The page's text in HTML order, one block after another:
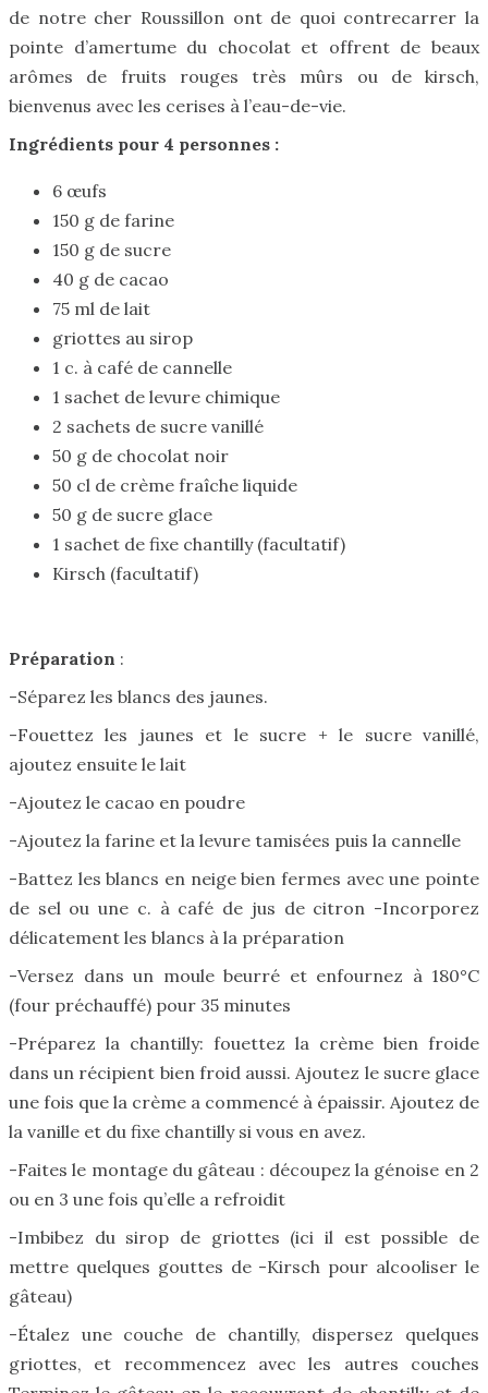
de notre cher Roussillon ont de quoi contrecarrer la
pointe d’amertume du chocolat et offrent de beaux
arômes de fruits rouges très mûrs ou de kirsch,
bienvenus avec les cerises à l’eau-de-vie.
Ingrédients pour 4 personnes :
6 œufs
150 g de farine
150 g de sucre
40 g de cacao
75 ml de lait
griottes au sirop
1 c. à café de cannelle
1 sachet de levure chimique
2 sachets de sucre vanillé
50 g de chocolat noir
50 cl de crème fraîche liquide
50 g de sucre glace
1 sachet de fixe chantilly (facultatif)
Kirsch (facultatif)
Préparation :
-Séparez les blancs des jaunes.
-Fouettez les jaunes et le sucre + le sucre vanillé,
ajoutez ensuite le lait
-Ajoutez le cacao en poudre
-Ajoutez la farine et la levure tamisées puis la cannelle
-Battez les blancs en neige bien fermes avec une pointe
de sel ou une c. à café de jus de citron -Incorporez
délicatement les blancs à la préparation
-Versez dans un moule beurré et enfournez à 180°C
(four préchauffé) pour 35 minutes
-Préparez la chantilly: fouettez la crème bien froide
dans un récipient bien froid aussi. Ajoutez le sucre glace
une fois que la crème a commencé à épaissir. Ajoutez de
la vanille et du fixe chantilly si vous en avez.
-Faites le montage du gâteau : découpez la génoise en 2
ou en 3 une fois qu’elle a refroidit
-Imbibez du sirop de griottes (ici il est possible de
mettre quelques gouttes de -Kirsch pour alcooliser le
gâteau)
-Étalez une couche de chantilly, dispersez quelques
griottes, et recommencez avec les autres couches